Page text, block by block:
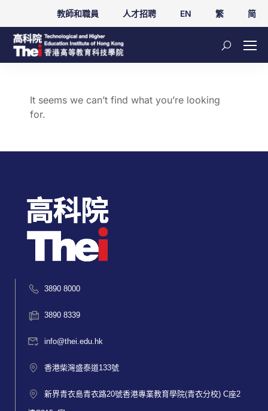
教師和職員 人才招聘 EN 繁 简
It seems we can’t find what you’re looking
for.
3890 8000
3890 8339
info@thei.edu.hk
香港柴灣盛泰道133號
新界青衣島青衣路20號香港專業教育學院(青衣分校) C座2